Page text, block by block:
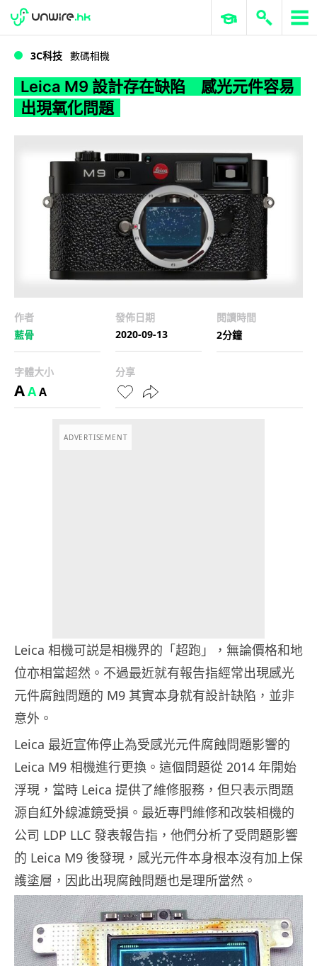
WWDC 2026 ERP 與商業 AI
3C科技 數碼相機
Leica M9 設計存在缺陷 感光元件容易
出現氧化問題
作者
藍骨
發佈日期
2020-09-13
閱讀時間
2分鐘
字體大小
AAA
分享
ADVERTISEMENT
Leica 相機可説是相機界的「超跑」，無論價格和地
位亦相當超然。不過最近就有報告指經常出現感光
元件腐蝕問題的 M9 其實本身就有設計缺陷，並非
意外。
Leica 最近宣佈停止為受感光元件腐蝕問題影響的
Leica M9 相機進行更換。這個問題從 2014 年開始
浮現，當時 Leica 提供了維修服務，但只表示問題
源自紅外線濾鏡受損。最近專門維修和改裝相機的
公司 LDP LLC 發表報告指，他們分析了受問題影響
的 Leica M9 後發現，感光元件本身根本沒有加上保
護塗層，因此出現腐蝕問題也是理所當然。